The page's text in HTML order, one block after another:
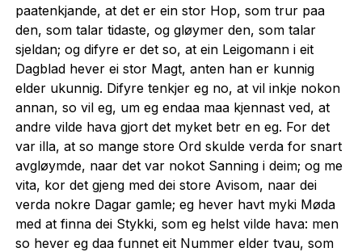
paatenkjande, at det er ein stor Hop, som trur paa
den, som talar tidaste, og gløymer den, som talar
sjeldan; og difyre er det so, at ein Leigomann i eit
Dagblad hever ei stor Magt, anten han er kunnig
elder ukunnig. Difyre tenkjer eg no, at vil inkje nokon
annan, so vil eg, um eg endaa maa kjennast ved, at
andre vilde hava gjort det myket betr en eg. For det
var illa, at so mange store Ord skulde verda for snart
avgløymde, naar det var nokot Sanning i deim; og me
vita, kor det gjeng med dei store Avisom, naar dei
verda nokre Dagar gamle; eg hever havt myki Møda
med at finna dei Stykki, som eg helst vilde hava: men
so hever eg daa funnet eit Nummer elder tvau, som